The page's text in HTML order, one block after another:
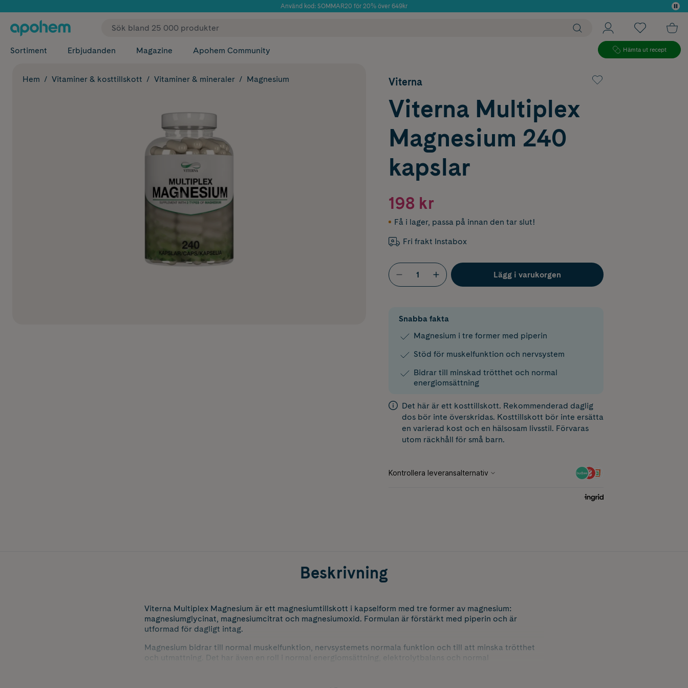
Använd kod: SOMMAR20 för 20% över 649kr
✓ Fri frakt
Sortiment Erbjudanden Magazine Apohem Community Hämta ut recept
Hem Vitaminer & kosttillskott Vitaminer & mineraler Magnesium Viterna
Viterna Multiplex
Magnesium 240
kapslar
198 kr
Få i lager, passa på innan den tar slut!
Fri frakt Instabox
Lägg i varukorgen
Snabba fakta
Magnesium i tre former med piperin
Stöd för muskelfunktion och nervsystem
Bidrar till minskad trötthet och normal
energiomsättning
Det här är ett kosttillskott. Rekommenderad daglig
dos bör inte överskridas. Kosttillskott bör inte ersätta
en varierad kost och en hälsosam livsstil. Förvaras
utom räckhåll för små barn.
Beskrivning
Viterna Multiplex Magnesium är ett magnesiumtillskott i kapselform med tre former av magnesium:
magnesiumglycinat, magnesiumcitrat och magnesiumoxid. Formulan är förstärkt med piperin och är
utformad för dagligt intag.
Magnesium bidrar till normal muskelfunktion, nervsystemets normala funktion och till att minska trötthet
och utmattning. Det har även en roll i normal energiomsättning, elektrolytbalans och normal